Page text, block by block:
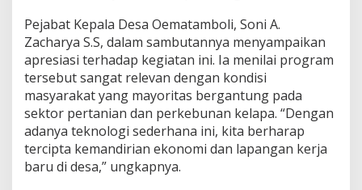
Pejabat Kepala Desa Oematamboli, Soni A.
Zacharya S.S, dalam sambutannya menyampaikan
apresiasi terhadap kegiatan ini. Ia menilai program
tersebut sangat relevan dengan kondisi
masyarakat yang mayoritas bergantung pada
sektor pertanian dan perkebunan kelapa. “Dengan
adanya teknologi sederhana ini, kita berharap
tercipta kemandirian ekonomi dan lapangan kerja
baru di desa,” ungkapnya.